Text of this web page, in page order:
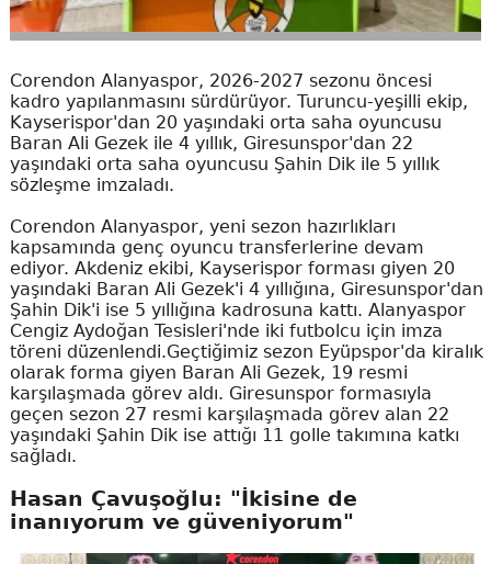
Corendon Alanyaspor, 2026-2027 sezonu öncesi
kadro yapılanmasını sürdürüyor. Turuncu-yeşilli ekip,
Kayserispor'dan 20 yaşındaki orta saha oyuncusu
Baran Ali Gezek ile 4 yıllık, Giresunspor'dan 22
yaşındaki orta saha oyuncusu Şahin Dik ile 5 yıllık
sözleşme imzaladı.
Corendon Alanyaspor, yeni sezon hazırlıkları
kapsamında genç oyuncu transferlerine devam
ediyor. Akdeniz ekibi, Kayserispor forması giyen 20
yaşındaki Baran Ali Gezek'i 4 yıllığına, Giresunspor'dan
Şahin Dik'i ise 5 yıllığına kadrosuna kattı. Alanyaspor
Cengiz Aydoğan Tesisleri'nde iki futbolcu için imza
töreni düzenlendi.Geçtiğimiz sezon Eyüpspor'da kiralık
olarak forma giyen Baran Ali Gezek, 19 resmi
karşılaşmada görev aldı. Giresunspor formasıyla
geçen sezon 27 resmi karşılaşmada görev alan 22
yaşındaki Şahin Dik ise attığı 11 golle takımına katkı
sağladı.
Hasan Çavuşoğlu: "İkisine de
inanıyorum ve güveniyorum"